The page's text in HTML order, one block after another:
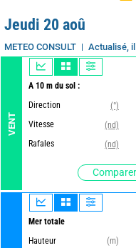
Jeudi 20 aoû
METEO CONSULT Actualisé, il
VENT
A 10 m du sol :
Direction
(°)
Vitesse
(nd)
Rafales
(nd)
Mer totale
Hauteur
(m)